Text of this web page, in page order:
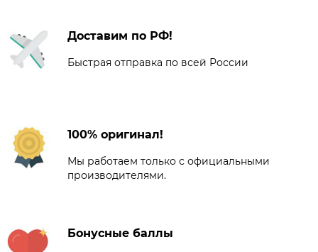
Доставим по РФ!
Быстрая отправка по всей России
100% оригинал!
Мы работаем только с официальными
производителями.
Бонусные баллы